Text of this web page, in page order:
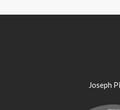
Joseph